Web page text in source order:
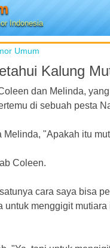
Indonesia
Umum
Kalung
dan Melinda,
di sebuah pesta
Melinda, "Apakah itu
Coleen.
cara saya bisa
untuk menggigit mutiara